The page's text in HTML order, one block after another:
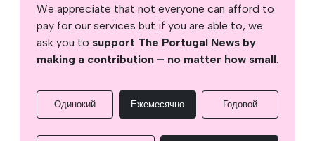
We appreciate that not everyone can afford to
pay for our services but if you are able to, we
ask you to support The Portugal News by
making a contribution – no matter how small
Одинокий Ежемесячно Годовой